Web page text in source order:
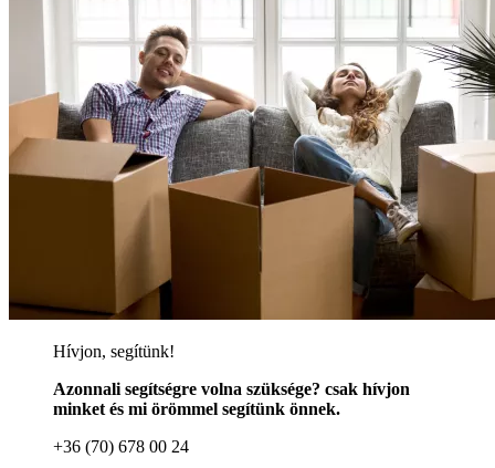
Hívjon, segítünk!
Azonnali segítségre volna szüksége? csak hívjon
minket és mi örömmel segítünk önnek.
+36 (70) 678 00 24